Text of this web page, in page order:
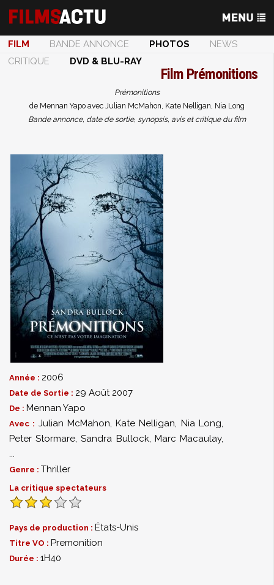
FILM BANDE ANNONCE PHOTOS
NEWS
CRITIQUE
DVD & BLU-RAY
Film Prémonitions
Prémonitions
de Mennan Yapo avec Julian McMahon, Kate Nelligan, Nia Long
Bande annonce, date de sortie, synopsis, avis et critique du film
Année : 2006
Date de Sortie : 29 Août 2007
De : Mennan Yapo
Avec : Julian McMahon,Kate Nelligan, Nia Long,
Peter Stormare,Sandra Bullock, Marc Macaulay,
...
Genre : Thriller
La critique spectateurs
Pays de production : États-Unis
Titre VO : Premonition
Durée : 1H40